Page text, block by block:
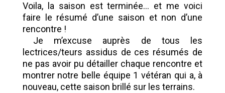
Voila, la saison est terminée… et me voici
faire le résumé d’une saison et non d’une
rencontre !
Je m’excuse auprès de tous les
lectrices/teurs assidus de ces résumés de
ne pas avoir pu détailler chaque rencontre et
montrer notre belle équipe 1 vétéran qui a, à
nouveau, cette saison brillé sur les terrains.